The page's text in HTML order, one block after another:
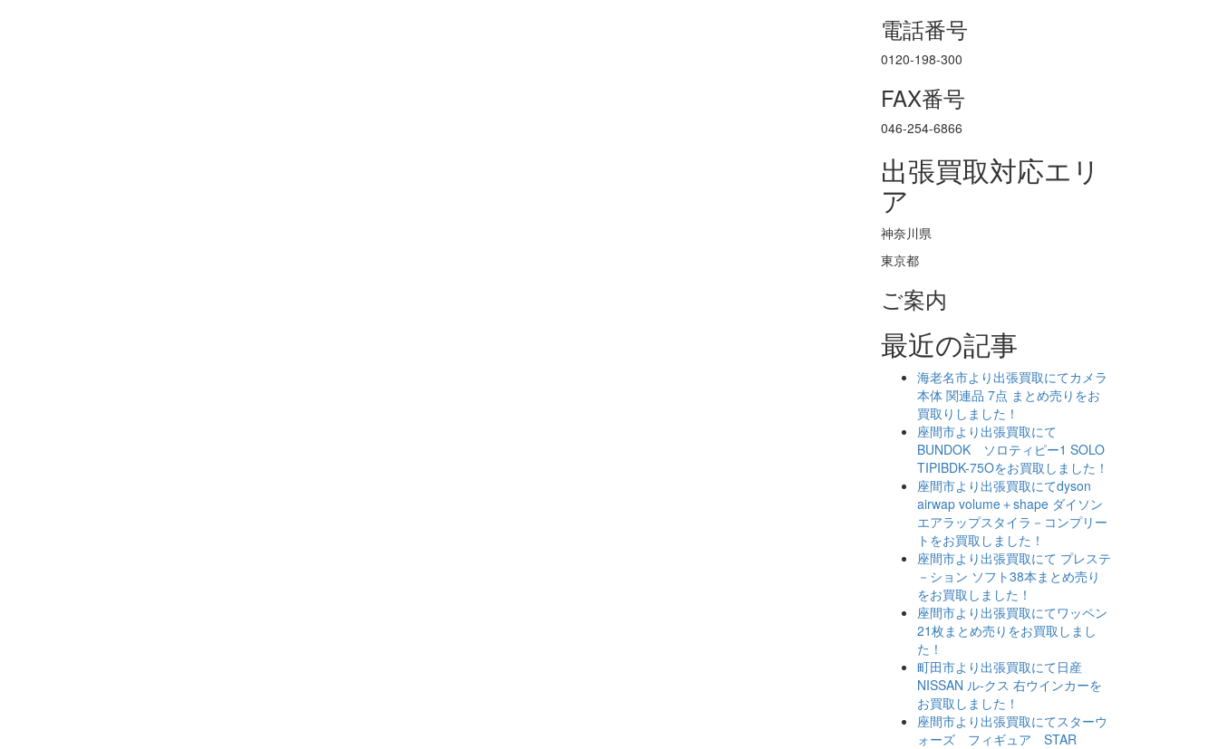
電話番号
0120-198-300
FAX番号
046-254-6866
出張買取対応エリ
ア
神奈川県
東京都
ご案内
最近の記事
海老名市より出張買取にてカメラ
本体 関連品 7点 まとめ売りをお
買取りしました！
座間市より出張買取にて
BUNDOK ソロティピー1 SOLO
TIPIBDK-75Oをお買取しました！
座間市より出張買取にてdyson
airwap volume＋shape ダイソン
エアラップスタイラ－コンプリー
トをお買取しました！
座間市より出張買取にて プレステ
－ション ソフト38本まとめ売り
をお買取しました！
座間市より出張買取にてワッペン
21枚まとめ売りをお買取しまし
た！
町田市より出張買取にて日産
NISSAN ル-クス 右ウインカーを
お買取しました！
座間市より出張買取にてスターウ
ォーズ フィギュア STAR